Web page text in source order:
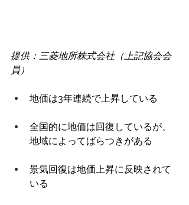
提供：三菱地所株式会社（上記協会会
員）
地価は3年連続で上昇している
全国的に地価は回復しているが、
地域によってばらつきがある
景気回復は地価上昇に反映されて
いる